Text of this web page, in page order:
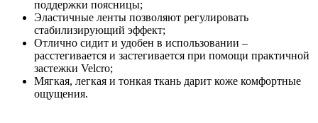
поддержки поясницы;
Эластичные ленты позволяют регулировать
стабилизирующий эффект;
Отлично сидит и удобен в использовании –
расстегивается и застегивается при помощи практичной
застежки Velcro;
Мягкая, легкая и тонкая ткань дарит коже комфортные
ощущения.